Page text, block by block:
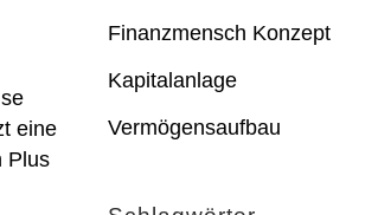
eine
Plus
Finanzmensch Konzept
Kapitalanlage
Vermögensaufbau